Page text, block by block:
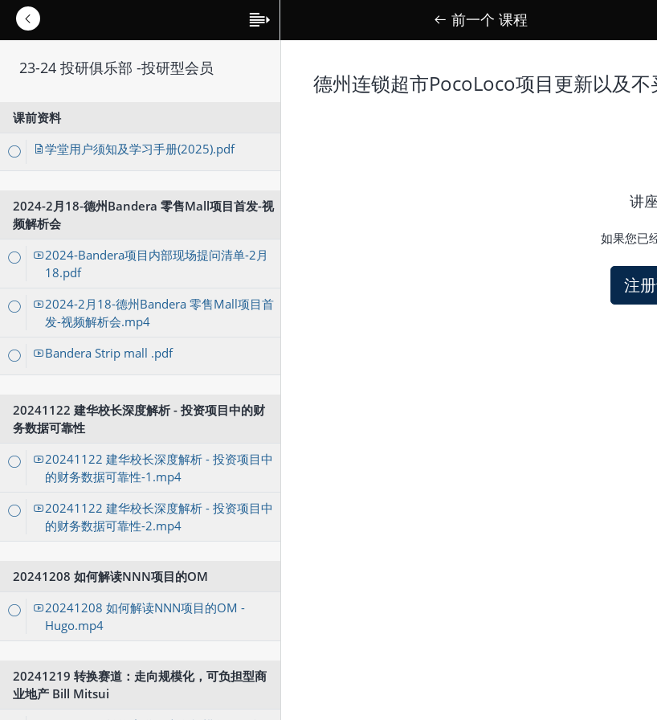
前一个 课程
23-24 投研俱乐部 -投研型会员
课前资料
学堂用户须知及学习手册(2025).pdf
2024-2月18-德州Bandera 零售Mall项目首发-视
频解析会
2024-Bandera项目内部现场提问清单-2月
18.pdf
2024-2月18-德州Bandera 零售Mall项目首
发-视频解析会.mp4
Bandera Strip mall .pdf
20241122 建华校长深度解析 - 投资项目中的财
务数据可靠性
20241122 建华校长深度解析 - 投资项目中
的财务数据可靠性-1.mp4
20241122 建华校长深度解析 - 投资项目中
的财务数据可靠性-2.mp4
20241208 如何解读NNN项目的OM
20241208 如何解读NNN项目的OM -
Hugo.mp4
20241219 转换赛道：走向规模化，可负担型商
业地产 Bill Mitsui
德州连锁超市PocoLoco项目更新以及
讲
如果您已
注